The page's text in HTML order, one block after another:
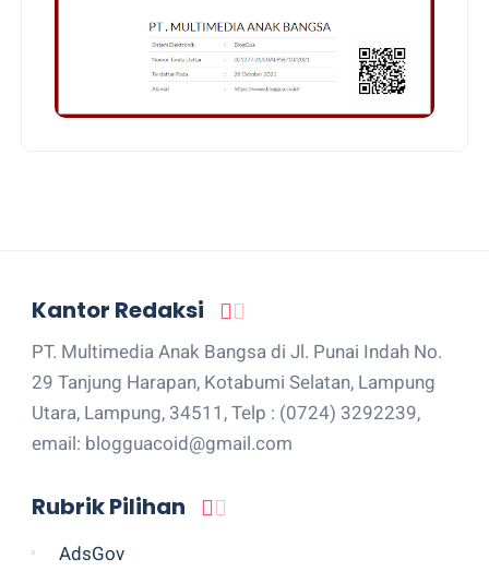
Kantor Redaksi
PT. Multimedia Anak Bangsa di Jl. Punai Indah No.
29 Tanjung Harapan, Kotabumi Selatan, Lampung
Utara, Lampung, 34511, Telp : (0724) 3292239,
email: blogguacoid@gmail.com
Rubrik Pilihan
AdsGov